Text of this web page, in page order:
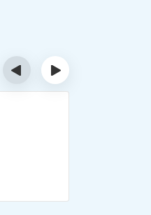
‹ ›